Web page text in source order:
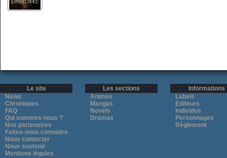
Le site
News
Chroniques
FAQ
Qui sommes-nous ?
Nos partenaires
Faites-nous connaitre
Nous contacter
Nous soutenir
Mentions légales
Les sections
Animes
Mangas
Novels
Dramas
Informations
Labels
Editeurs
Individus
Personnages
Règlement